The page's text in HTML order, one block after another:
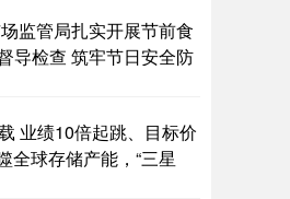
监管局扎实开展节前食
导检查 筑牢节日安全防
业绩10倍起跳、目标价
全球存储产能，“三星